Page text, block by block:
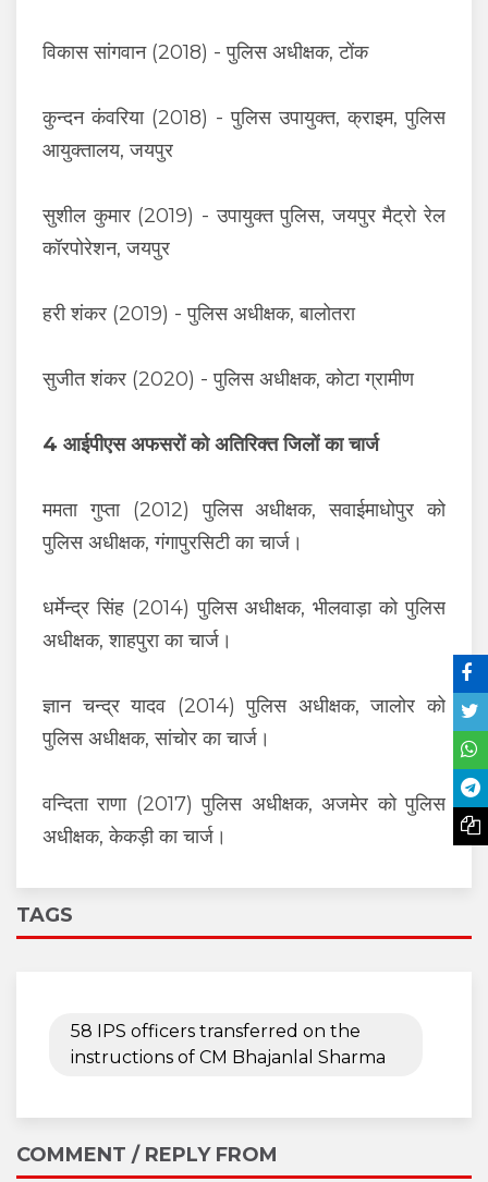
विकास सांगवान (2018) - पुलिस अधीक्षक, टोंक
कुन्दन कंवरिया (2018) - पुलिस उपायुक्त, क्राइम, पुलिस
आयुक्तालय, जयपुर
सुशील कुमार (2019) - उपायुक्त पुलिस, जयपुर मैट्रो रेल
कॉरपोरेशन, जयपुर
हरी शंकर (2019) - पुलिस अधीक्षक, बालोतरा
सुजीत शंकर (2020) - पुलिस अधीक्षक, कोटा ग्रामीण
4 आईपीएस अफसरों को अतिरिक्त जिलों का चार्ज
ममता गुप्ता (2012) पुलिस अधीक्षक, सवाईमाधोपुर को
पुलिस अधीक्षक, गंगापुरसिटी का चार्ज।
धर्मेन्द्र सिंह (2014) पुलिस अधीक्षक, भीलवाड़ा को पुलिस
अधीक्षक, शाहपुरा का चार्ज।
ज्ञान चन्द्र यादव (2014) पुलिस अधीक्षक, जालोर को
पुलिस अधीक्षक, सांचोर का चार्ज।
वन्दिता राणा (2017) पुलिस अधीक्षक, अजमेर को पुलिस
अधीक्षक, केकड़ी का चार्ज।
TAGS
58 IPS officers transferred on the
instructions of CM Bhajanlal Sharma
COMMENT / REPLY FROM